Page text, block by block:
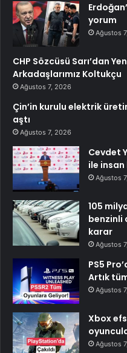
yorum
Ağustos
CHP Sözcüsü Sarı’dan
Arkadaşlarımız Koltukçu
Ağustos 7, 2026
Çin’in kurulu elektrik
aştı
Ağustos 7, 2026
Cevdet
ile insan
Ağustos
105
benzinli
karar
Ağustos
PS5
Artık
Ağustos
Xbox
Ağustos